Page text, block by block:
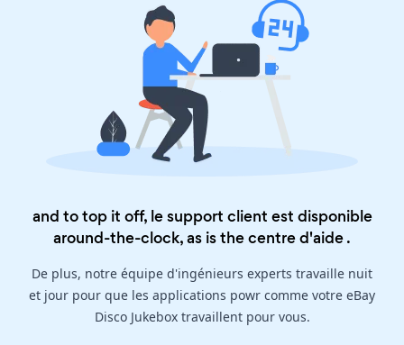
and to top it off, le support client est disponible
around-the-clock, as is thecentre d'aide.
De plus, notre équipe d'ingénieurs experts travaille nuit
et jour pour que les applications powr comme votre eBay
Disco Jukebox travaillent pour vous.